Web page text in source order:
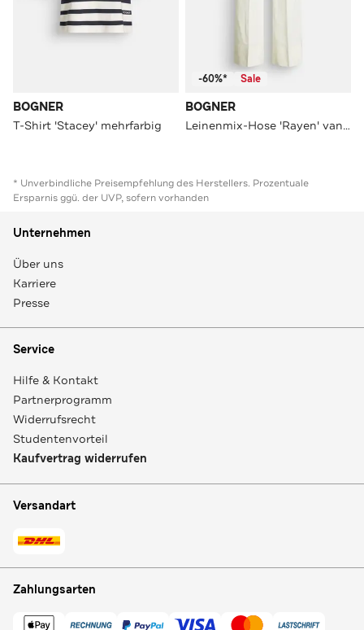
BOGNER
T-Shirt 'Stacey' mehrfarbig
-60%* Sale
BOGNER
Leinenmix-Hose 'Rayen' vanille
* Unverbindliche Preisempfehlung des Herstellers. Prozentuale
Ersparnis ggü. der UVP, sofern vorhanden
Unternehmen
Über uns
Karriere
Presse
Service
Hilfe & Kontakt
Partnerprogramm
Widerrufsrecht
Studentenvorteil
Kaufvertrag widerrufen
Versandart
Zahlungsarten